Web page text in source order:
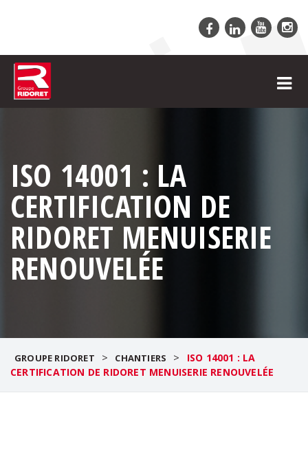
ISO 14001 : LA
CERTIFICATION DE
RIDORET MENUISERIE
RENOUVELÉE
GROUPE RIDORET > CHANTIERS >
ISO 14001 : LA
CERTIFICATION DE RIDORET MENUISERIE RENOUVELÉE